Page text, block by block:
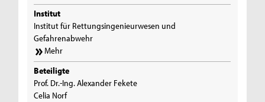
Institut
Institut für Rettungsingenieurwesen und
Gefahrenabwehr
Mehr
Beteiligte
Prof. Dr.-Ing. Alexander Fekete
Celia Norf